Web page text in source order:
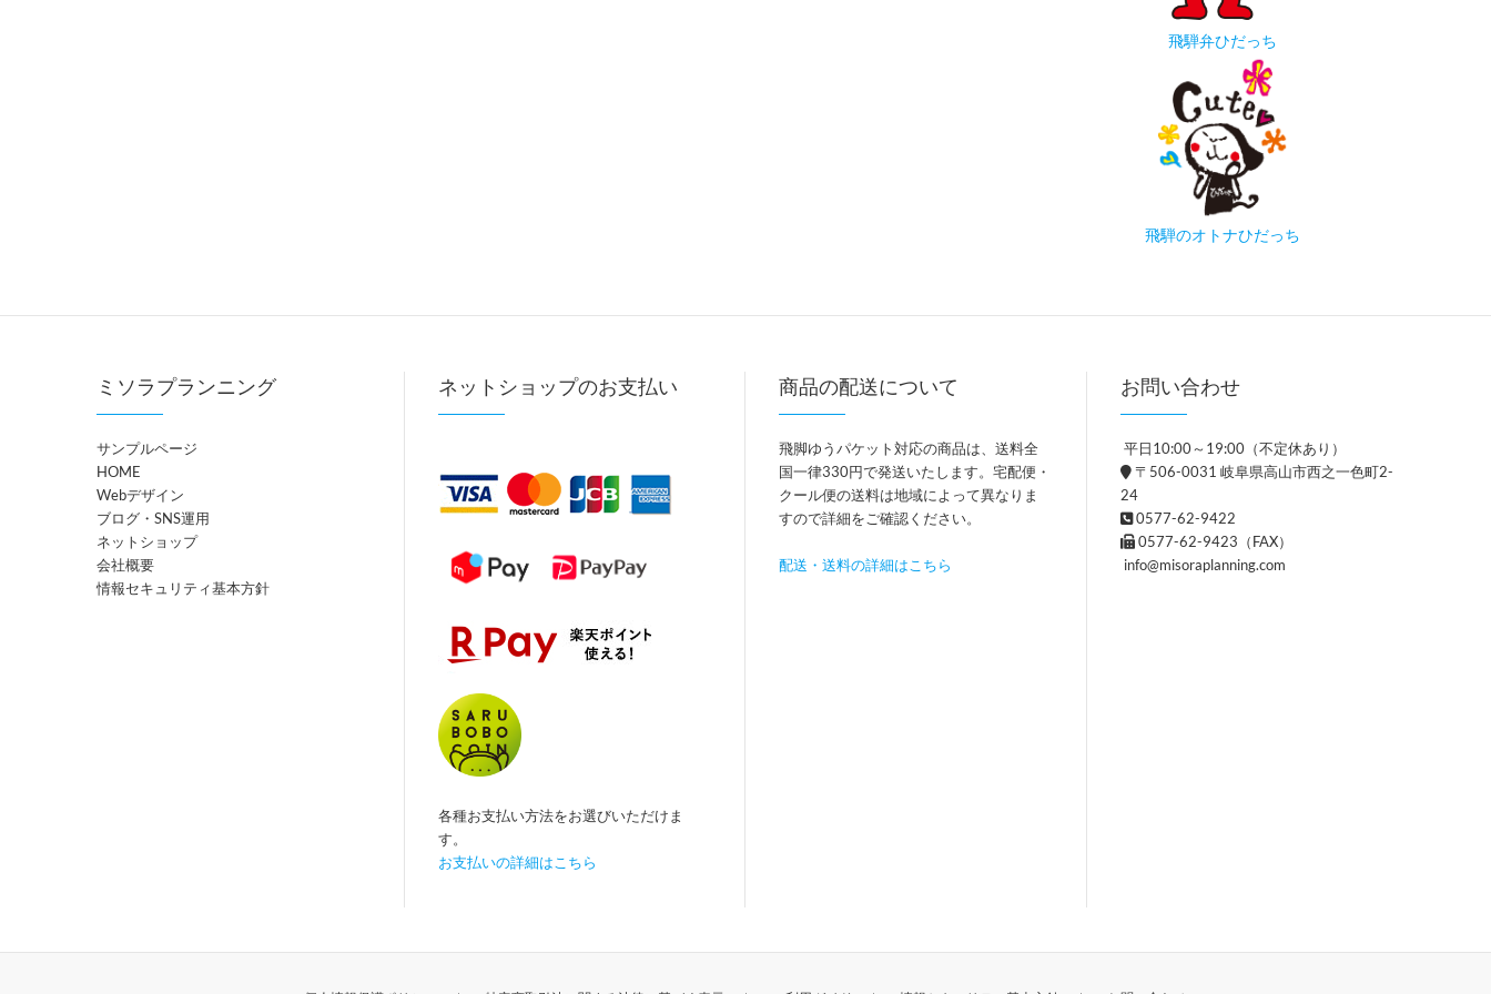
飛騨弁ひだっち
飛騨のオトナひだっち
ミソラプランニング
サンプルページ
HOME
Webデザイン
ブログ・SNS運用
ネットショップ
会社概要
情報セキュリティ基本方針
ネットショップのお支払い
各種お支払い方法をお選びいただけま
す。
お支払いの詳細はこちら
商品の配送について
飛脚ゆうパケット対応の商品は、送料全
国一律330円で発送いたします。宅配便・
クール便の送料は地域によって異なりま
すので詳細をご確認ください。
配送・送料の詳細はこちら
お問い合わせ
平日10:00～19:00（不定休あり）
〒506-0031 岐阜県高山市西之一色町2-
24
0577-62-9422
0577-62-9423（FAX）
info@misoraplanning.com